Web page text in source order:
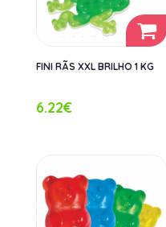
FINI RÃS XXL BRILHO 1 KG
6.22€